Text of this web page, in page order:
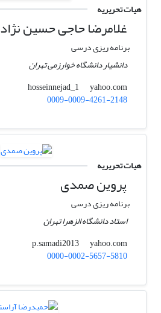
هیات تحریریه
غلامرضا حاجی حسین نژاد
برنامه ریزی درسی
دانشیار دانشگاه خوارزمی تهران
hosseinnejad_1
yahoo.com
0009-0009-4261-2148
هیات تحریریه
پروین صمدی
برنامه ریزی درسی
استاد دانشگاه الزهرا تهران
p.samadi2013
yahoo.com
0000-0002-5657-5810